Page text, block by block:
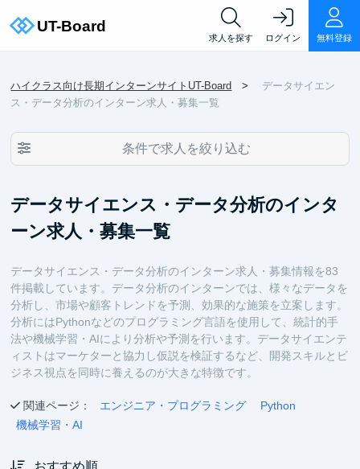
求人を探す ログイン 無料登録
ハイクラス向け長期インターンサイトUT-Board
データサイエン
ス・データ分析のインターン求人・募集一覧
条件で求人を絞り込む
データサイエンス・データ分析のインタ
ーン求人・募集一覧
データサイエンス・データ分析のインターン求人・募集情報を83
件掲載しています。データ分析のインターンでは、様々なデータを
分析し、市場や顧客トレンドを予測、効果的な施策を立案します。
分析にはPythonなどのプログラミング言語を使用して、統計的手
法や機械学習・AIにより分析や予測を行います。データサイエンテ
ィストはマーケターと協力し仮説を検証するなど、開発スキルとビ
ジネス視点を同時に養えるのが大きな特徴です。
関連ページ： エンジニア・プログラミング
Python
機械学習・AI
おすすめ順